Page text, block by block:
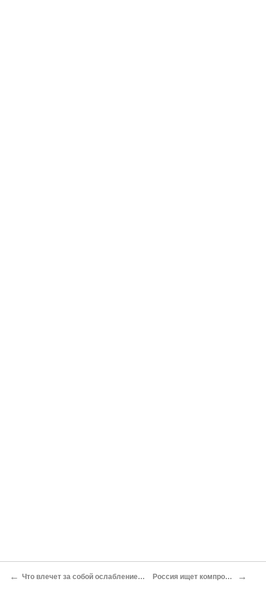
← Что влечет за собой ослабление России Россия ищет компромисса →